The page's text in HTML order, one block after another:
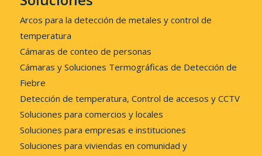
Arcos para la detección de metales y control de
temperatura
Cámaras de conteo de personas
Cámaras y Soluciones Termográficas de Detección de
Fiebre
Detección de temperatura, Control de accesos y CCTV
Soluciones para comercios y locales
Soluciones para empresas e instituciones
Soluciones para viviendas en comunidad y